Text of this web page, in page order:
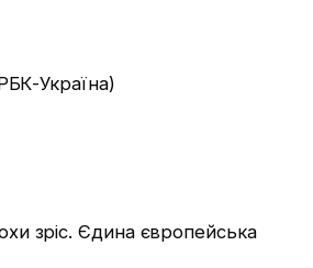
Україна)
зріс. Єдина європейська